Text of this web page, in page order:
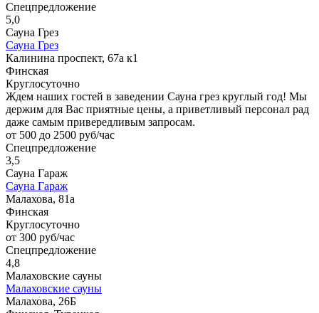
Спецпредложение
5,0
Сауна Грез
Сауна Грез
Калинина проспект, 67а к1
Финская
Круглосуточно
Ждем наших гостей в заведении Сауна грез круглый год! Мы
держим для Вас приятные цены, а приветливый персонал рад
даже самым привередливым запросам.
от 500 до 2500 руб/час
Спецпредложение
3,5
Сауна Гараж
Сауна Гараж
Малахова, 81а
Финская
Круглосуточно
от 300 руб/час
Спецпредложение
4,8
Малаховские сауны
Малаховские сауны
Малахова, 26Б